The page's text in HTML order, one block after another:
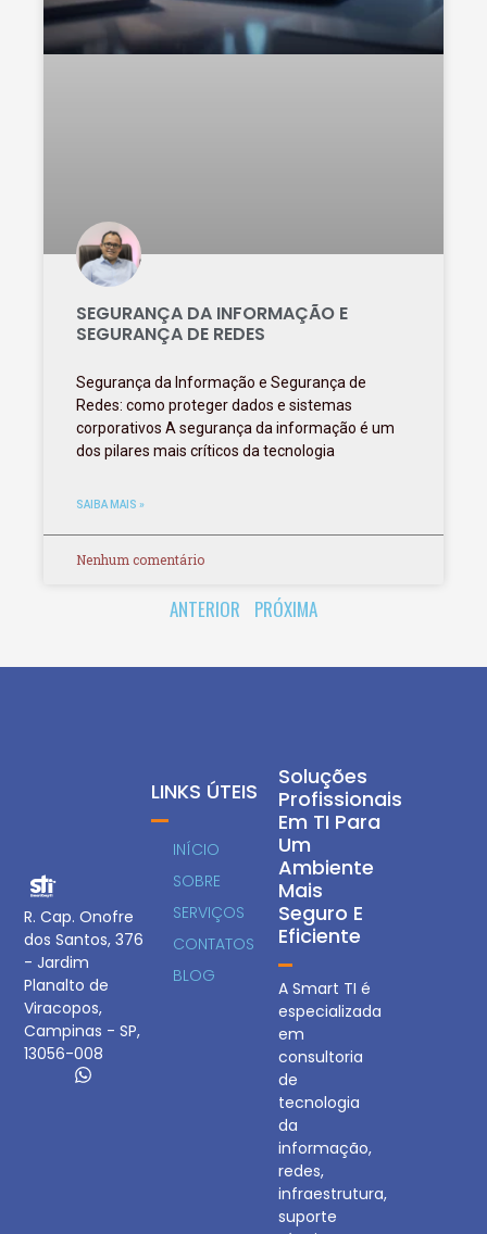
SEGURANÇA DA INFORMAÇÃO E
SEGURANÇA DE REDES
Segurança da Informação e Segurança de
Redes: como proteger dados e sistemas
corporativos A segurança da informação é um
dos pilares mais críticos da tecnologia
SAIBA MAIS »
Nenhum comentário
ANTERIOR PRÓXIMA
R. Cap. Onofre
dos Santos, 376
- Jardim
Planalto de
Viracopos,
Campinas - SP,
13056-008
Soluções
Profissionais
Em TI Para
Um
Ambiente
Mais
Seguro E
Eficiente
A Smart TI é
especializada
em
consultoria
de
tecnologia
da
informação,
redes,
infraestrutura,
suporte
LINKS ÚTEIS
INÍCIO
SOBRE
SERVIÇOS
CONTATOS
BLOG